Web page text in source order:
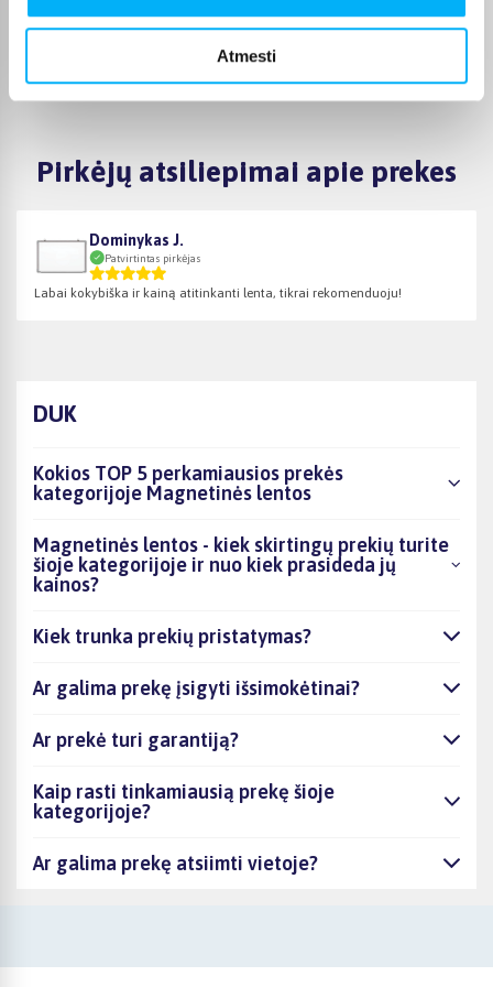
Atmesti
pasirinktą lentą įsigytumėte iš karto, o mokėjimą
Pirkėjų atsiliepimai apie prekes
Dominykas J.
Patvirtintas pirkėjas
Labai kokybiška ir kainą atitinkanti lenta, tikrai rekomenduoju!
DUK
Kokios TOP 5 perkamiausios prekės
kategorijoje Magnetinės lentos
Magnetinės lentos - kiek skirtingų prekių turite
šioje kategorijoje ir nuo kiek prasideda jų
kainos?
Kiek trunka prekių pristatymas?
Ar galima prekę įsigyti išsimokėtinai?
Ar prekė turi garantiją?
Kaip rasti tinkamiausią prekę šioje
kategorijoje?
Ar galima prekę atsiimti vietoje?